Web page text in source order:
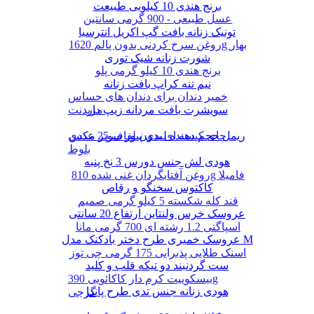
عسل طبیعی - 900 گرمی سانتین
روغن سرخ کردنی بدون پالم 1620g بهار
برنج هندی 10 کیلو گرمی پلو
خمیر دندان برای دندان های حساس
مریدنت
چای کیسه ای بدون لفاف 25 عددی
بلوط
روغن آفتابگردان غنی شده 810g فامیلا
قند کله شکسته 5 کیلو گرمی صمیم
اسپاگتی 1.2 رشته ای 700 گرمی مانا
اسنک طلایی پذیرایی 175 گرمی چی توز
بیسکوییت کرم دار کاکائویی 390g
گرجی
برنج هندی 10 کیلویی طبیعت
تونیک زنانه بافت گپ اکریل انترسیا
شورت زنانه شیک توری
نیم تنه کراپ بافت زنانه
سویشرت بافت مردانه زیپ دار
ریمل حجم دهنده لیدی پیور سوپر مکس
هودی لش جنس دورس 3 نخ پنبه
کاکتوس سخنگو و رقاص
عروسک خرس ولنتاین ارتفاع 20 سانتی
عروسک خمیری طرح دختر بادکنک مدل M
ست گردنبند دو تیکه قلب و کلید
هودی زنانه جنس تدی طرح پاندا